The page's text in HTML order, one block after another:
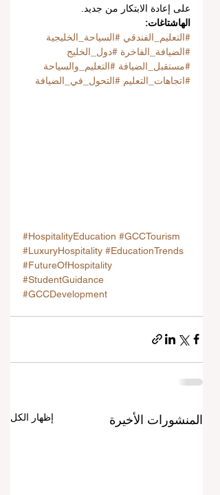
على إعادة الابتكار من جديد.
الهاشتاغات:
#التعليم_الفندقي #السياحة_الخليجية
#الضيافة_الفاخرة #دول_الخليج
#مستقبل_الضيافة #التعليم_والسياحة
#اتجاهات_التعليم #التحول_في_الضيافة
#HospitalityEducation #GCCTourism
#LuxuryHospitality #EducationTrends
#FutureOfHospitality
#StudentGuidance
#GCCDevelopment
المنشورات الأخيرة إظهار الكل